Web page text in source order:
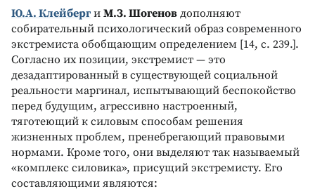
Ю.А. Клейберг и М.З. Шогенов дополняют
собирательный психологический образ современного
экстремиста обобщающим определением [14, с. 239.].
Согласно их позиции, экстремист — это
дезадаптированный в существующей социальной
реальности маргинал, испытывающий беспокойство
перед будущим, агрессивно настроенный,
тяготеющий к силовым способам решения
жизненных проблем, пренебрегающий правовыми
нормами. Кроме того, они выделяют так называемый
«комплекс силовика», присущий экстремисту. Его
составляющими являются: